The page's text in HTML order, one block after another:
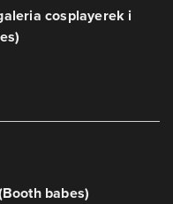
cosplayerek i
babes)